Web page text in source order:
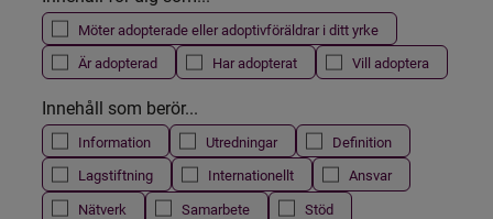
Möter adopterade eller adoptivföräldrar i ditt yrke
Är adopterad
Har adopterat Vill adoptera
Innehåll som berör...
Information Utredningar
Definition
Lagstiftning
Internationellt
Ansvar
Nätverk
Samarbete
Stöd